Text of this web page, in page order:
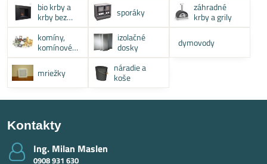
bio krby a
krby bez
komína
sporáky
záhradné
krby a grily
komíny,
komínové
systémy
izolačné
dosky
dymovody
mriežky
náradie a
koše
Kontakty
Ing​. Milan Maslen
0908 931 630